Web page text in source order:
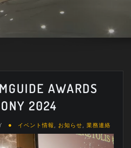
AWARDS
2024
イベント情報 お知らせ 業務連絡